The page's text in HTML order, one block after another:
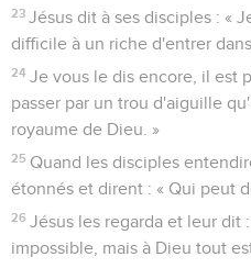
23 Jésus dit à ses disciples : «
difficile à un riche d'entrer
24 Je vous le dis encore, il est
passer par un trou d'aiguille
royaume de Dieu. »
25 Quand les disciples
étonnés et dirent : « Qui peut
26 Jésus les regarda et leur dit
impossible, mais à Dieu tout